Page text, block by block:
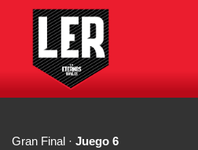
Gran Final · Juego 6